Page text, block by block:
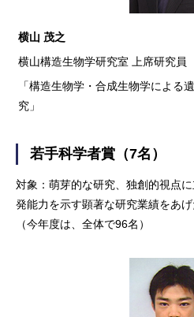
横山 茂之
横山構造生物学研究室 上席研究員
「構造生物学・合成生物学による
究」
若手科学者賞（7名）
対象：萌芽的な研究、独創的視点
発能力を示す顕著な研究業績をあ
（今年度は、全体で96名）